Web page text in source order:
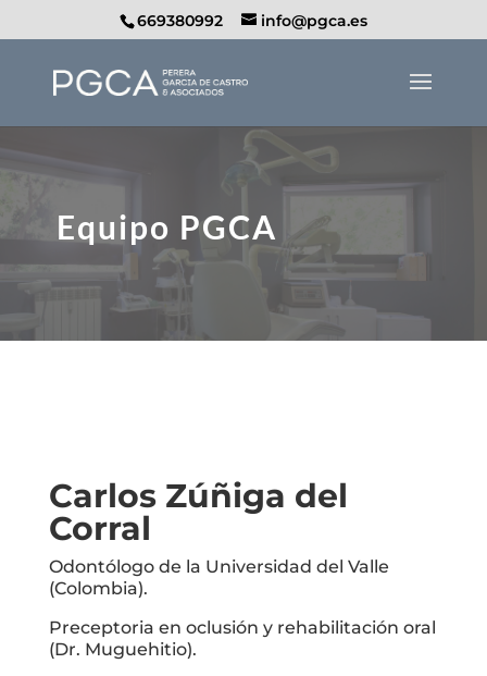
669380992 info@pgca.es
Equipo PGCA
Carlos Zúñiga del
Corral
Odontólogo de la Universidad del Valle
(Colombia).
Preceptoria en oclusión y rehabilitación oral
(Dr. Muguehitio).